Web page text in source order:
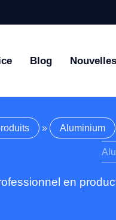
Blog Nouvelles
» Aluminium
en